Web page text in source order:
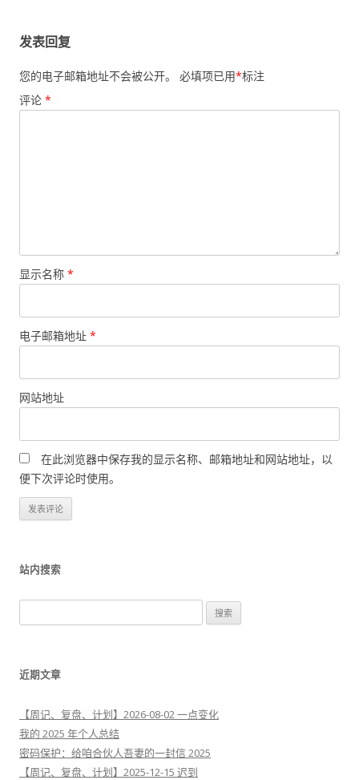
发表回复
您的电子邮箱地址不会被公开。 必填项已用*标注
评论 *
显示名称 *
电子邮箱地址 *
网站地址
在此浏览器中保存我的显示名称、邮箱地址和网站地址，以
便下次评论时使用。
站内搜索
索
近期文章
【周记、复盘、计划】2026-08-02 一点变化
我的 2025 年个人总结
密码保护：给咱合伙人吾妻的一封信 2025
【周记、复盘、计划】2025-12-15 迟到